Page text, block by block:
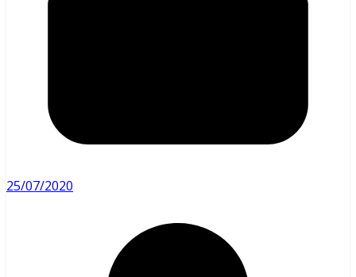
25/07/2020